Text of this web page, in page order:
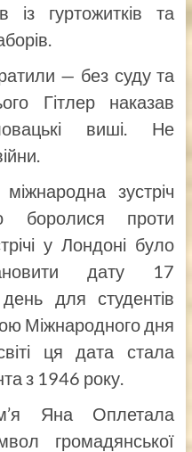
із гуртожитків та
— без суду та
Гітлер наказав
виші. Не
зустріч
боролися проти
у Лондоні було
дату 17
для студентів
Міжнародного дня
ця дата стала
з 1946 року.
Яна Оплетала
громадянської